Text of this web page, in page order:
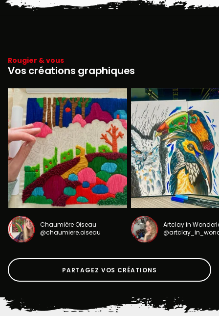
Rougier & vous
Vos créations graphiques
Chaumière Oiseau
@chaumiere.oiseau
Artclay in
PARTAGEZ VOS CRÉATIONS